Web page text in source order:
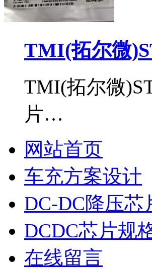
TMI(拓尔微
TMI(拓尔微
片…
网站首页
车充方案设计
DC-DC降压芯
DCDC芯片规
在线留言